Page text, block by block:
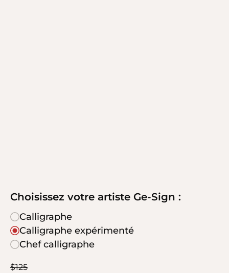
Choisissez votre artiste Ge-Sign :
Calligraphe
Calligraphe expérimenté
Chef calligraphe
$125